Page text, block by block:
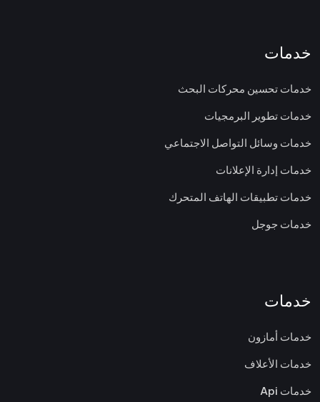
خدمات
خدمات تحسين محركات البحث
خدمات تطوير البرمجيات
خدمات وسائل التواصل الاجتماعي
خدمات إدارة الإعلانات
خدمات تطبيقات الهاتف المتحرك
خدمات جوجل
خدمات
خدمات أمازون
خدمات الأعلاف
خدمات Api